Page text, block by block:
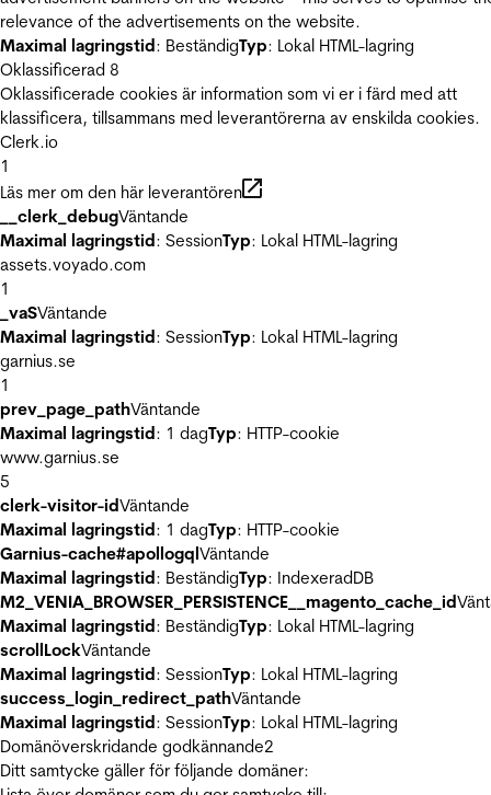
relevance of the advertisements on the website.
Maximal lagringstid: BeständigTyp: Lokal HTML-lagring
Oklassificerad 8
Oklassificerade cookies är information som vi er i färd med att
klassificera, tillsammans med leverantörerna av enskilda cookies.
Clerk.io
1
Läs mer om den här leverantören
__clerk_debugVäntande
Maximal lagringstid: SessionTyp: Lokal HTML-lagring
assets.voyado.com
1
_vaSVäntande
Maximal lagringstid: SessionTyp: Lokal HTML-lagring
garnius.se
1
prev_page_pathVäntande
Maximal lagringstid: 1 dagTyp: HTTP-cookie
www.garnius.se
5
clerk-visitor-idVäntande
Maximal lagringstid: 1 dagTyp: HTTP-cookie
Garnius-cache#apollogqlVäntande
Maximal lagringstid: BeständigTyp: IndexeradDB
M2_VENIA_BROWSER_PERSISTENCE__magento_cache_id
Maximal lagringstid: BeständigTyp: Lokal HTML-lagring
scrollLockVäntande
Maximal lagringstid: SessionTyp: Lokal HTML-lagring
success_login_redirect_pathVäntande
Maximal lagringstid: SessionTyp: Lokal HTML-lagring
Domänöverskridande godkännande2
Ditt samtycke gäller för följande domäner: